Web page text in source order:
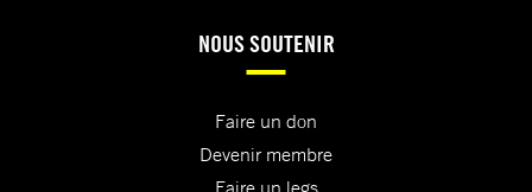
NOUS SOUTENIR
Faire un don
Devenir membre
Faire un legs